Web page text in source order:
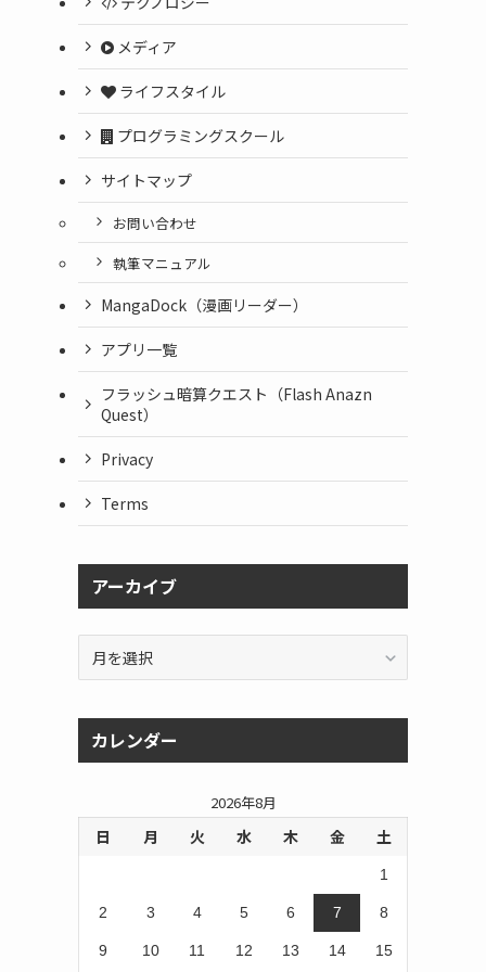
メディア
ライフスタイル
プログラミングスクール
サイトマップ
お問い合わせ
執筆マニュアル
MangaDock（漫画リーダー）
アプリ一覧
フラッシュ暗算クエスト（Flash Anazn
Quest）
Privacy
Terms
アーカイブ
イ
カレンダー
2026年8月
日 月 火 水 木 金 土
1
2 3 4 5 6 7 8
9 10 11 12 13 14 15